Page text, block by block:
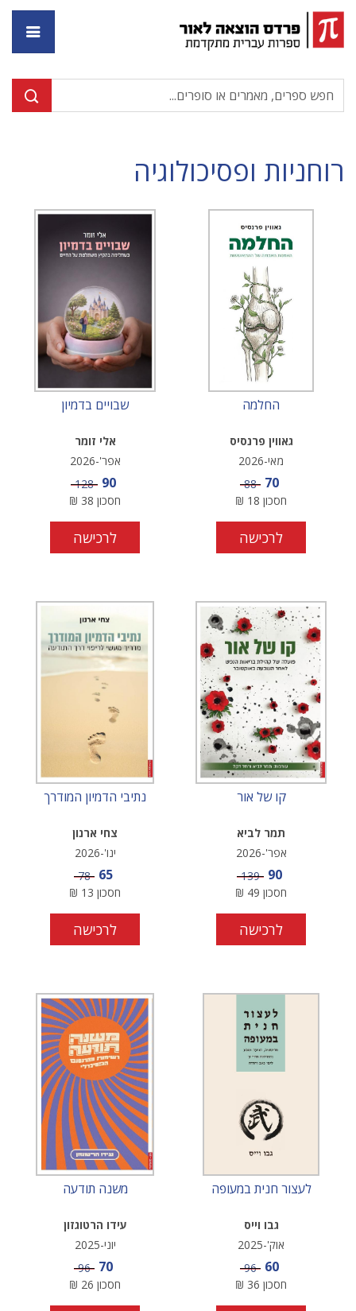
רוחניות ופסיכולוגיה
החלמה
גאווין פרנסיס
מאי-2026
מחיר מבצע
70 מחיר
88
חסכון 18
₪
לרכישה
שבויים בדמיון
אלי זומר
אפר'-2026
מחיר מבצע
90 מחיר
128
חסכון 38
₪
לרכישה
קו של אור
תמר לביא
אפר'-2026
מחיר מבצע
90 מחיר
139
חסכון 49
₪
לרכישה
נתיבי הדמיון המודרך
צחי ארנון
ינו'-2026
מחיר מבצע
65 מחיר
78
חסכון 13
₪
לרכישה
לעצור חנית במעופה
גבו וייס
אוק'-2025
מחיר מבצע
60 מחיר
96
חסכון 36
₪
משנה תודעה
עידו הרטוגזון
יוני-2025
מחיר מבצע
70 מחיר
96
חסכון 26
₪